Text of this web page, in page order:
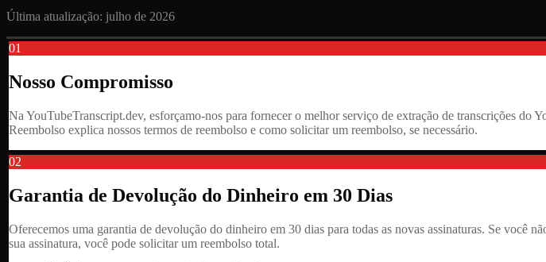
Última atualização: julho de 2026
01
Nosso Compromisso
Na YouTubeTranscript.dev, esforçamo-nos para fornecer o melhor serviço de extração de transcrições
Reembolso explica nossos termos de reembolso e como solicitar um reembolso, se necessário.
02
Garantia de Devolução do Dinheiro em 30 Dias
Oferecemos uma garantia de devolução do dinheiro em 30 dias para todas as novas assinaturas. Se
sua assinatura, você pode solicitar um reembolso total.